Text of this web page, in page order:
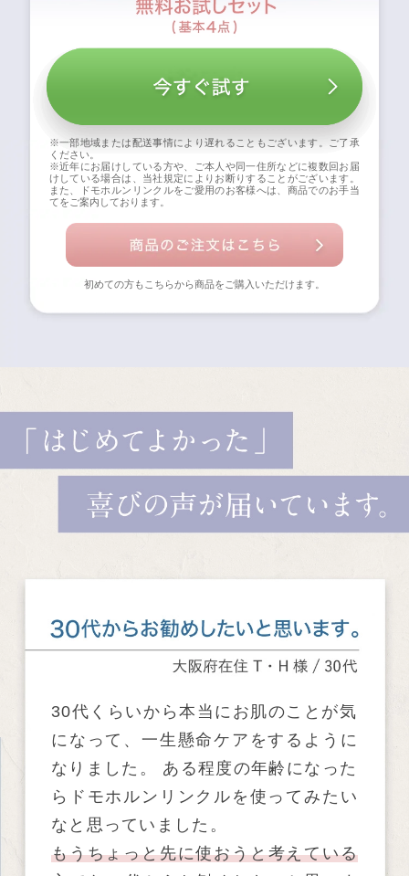
※一部地域または配送事情により遅れることもございます。ご了承
ください。
※近年にお届けしている方や、ご本人や同一住所などに複数回お届
けしている場合は、当社規定によりお断りすることがございます。
また、ドモホルンリンクルをご愛用のお客様へは、商品でのお手当
てをご案内しております。
初めての方もこちらから商品をご購入いただけます。
30代くらいから本当にお肌のことが気
になって、一生懸命ケアをするように
なりました。 ある程度の年齢になった
らドモホルンリンクルを使ってみたい
なと思っていました。
もうちょっと先に使おうと考えている